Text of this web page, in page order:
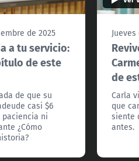
de 2025
a tu servicio:
de este
de que su
casi $6
ni
¿Cómo
de
Carla
que
siente
antes.